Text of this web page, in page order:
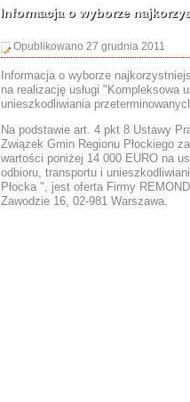
Informacja o wyborze
Opublikowano 27 grudnia 2011
Informacja o wyborze
na realizację usługi "Kompleksowa
unieszkodliwiania
Na podstawie art. 4 pkt 8 Ustawy
Związek Gmin Regionu Płockiego
wartości poniżej 14 000 EURO na
odbioru, transportu i
Płocka ", jest oferta Firmy
Zawodzie 16, 02-981 Warszawa.